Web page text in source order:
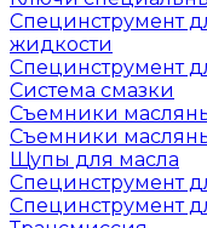
Специнструмент
жидкости
Специнструмент
Система смазки
Съемники
Съемники
Щупы для масла
Специнструмент
Специнструмент